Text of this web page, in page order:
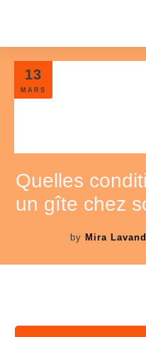
13
MARS
Quelles
un gîte chez
by Mira